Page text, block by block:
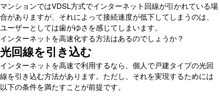
マンションではVDSL方式でインターネット回線が引かれている場
合がありますが、それによって接続速度が低下してしまうのは、
ユーザーとしては歯がゆさを感じてしまいます。
インターネットを高速化する方法はあるのでしょうか？
光回線を引き込む
インターネットを高速で利用するなら、個人で戸建タイプの光回
線を引き込む方法があります。ただし、それを実現するためには
以下の条件を満たすことが前提です。